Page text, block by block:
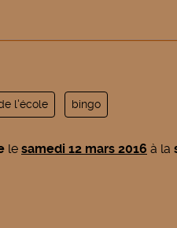
l'école bingo
le samedi 12 mars 2016 à la